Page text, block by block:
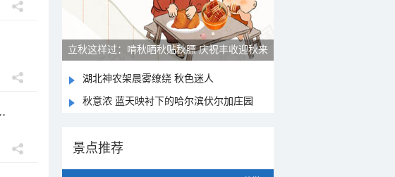
立秋这样过：啃秋晒秋贴秋膘 庆祝丰收迎秋来
湖北神农架晨雾缭绕 秋色迷人
秋意浓 蓝天映衬下的哈尔滨伏尔加庄园
景点推荐